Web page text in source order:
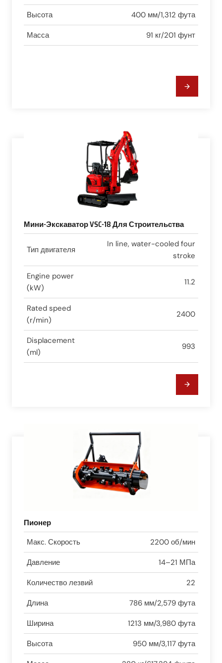
Высота 400 мм/1,312 фута
Масса 91 кг/201 фунт
Мини-Экскаватор VSC-18 Для Строительства
Тип двигателя
In line, water-cooled four
stroke
Engine power
(kW)
11.2
Rated speed
(r/min)
2400
Displacement
(ml)
993
Пионер
Макс. Скорость 2200 об/мин
Давление 14–21 МПа
Количество лезвий 22
Длина 786 мм/2,579 фута
Ширина 1213 мм/3,980 фута
Высота 950 мм/3,117 фута